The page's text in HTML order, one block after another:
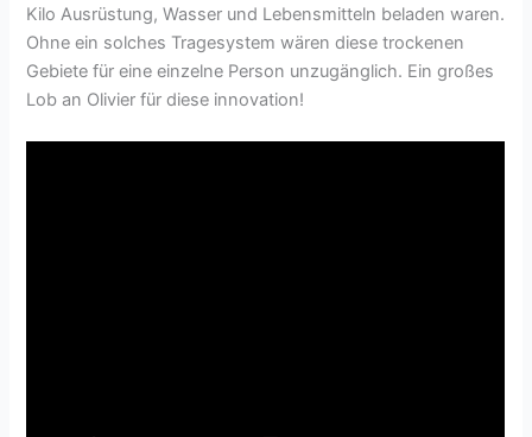
Kilo Ausrüstung, Wasser und Lebensmitteln beladen waren.
Ohne ein solches Tragesystem wären diese trockenen
Gebiete für eine einzelne Person unzugänglich. Ein großes
Lob an Olivier für diese innovation!